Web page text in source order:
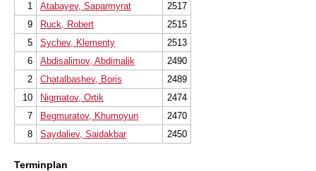
1
Atabayev, Saparmyrat
2517
9
Ruck, Robert
2515
5
Sychev, Klementy
2513
6
Abdisalimov, Abdimalik
2490
2
Chatalbashev, Boris
2489
10
Nigmatov, Ortik
2474
7
Begmuratov, Khumoyun
2470
8
Saydaliev, Saidakbar 2450
Terminplan